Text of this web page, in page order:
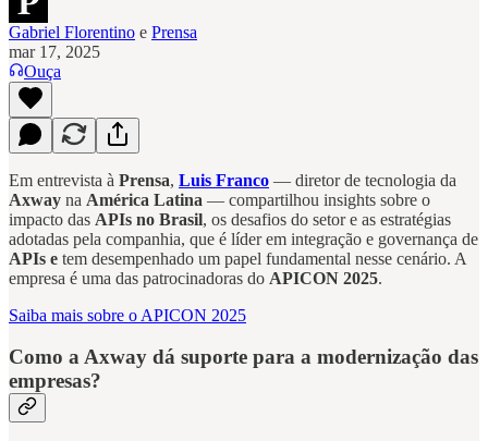
Gabriel Florentino e Prensa
mar 17, 2025
Ouça
Em entrevista à Prensa, Luis Franco — diretor de tecnologia da
Axway na América Latina — compartilhou insights sobre o
impacto das APIs no Brasil, os desafios do setor e as estratégias
adotadas pela companhia, que é líder em integração e governança de
APIs e tem desempenhado um papel fundamental nesse cenário. A
empresa é uma das patrocinadoras do APICON 2025.
Saiba mais sobre o APICON 2025
Como a Axway dá suporte para a modernização das
empresas?